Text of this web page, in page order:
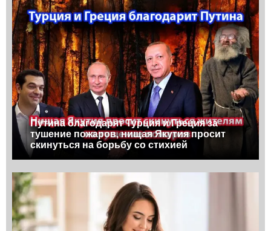
Путина благодарят Турция и Греция за
тушение пожаров, нищая Якутия просит
скинуться на борьбу со стихией